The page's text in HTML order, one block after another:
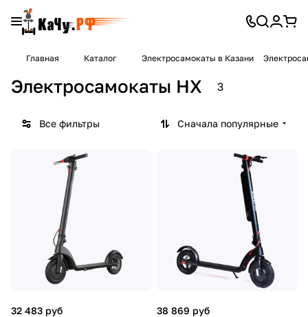
Главная Каталог Электросамокаты в Казани
Электросамокаты HX 3
Все фильтры Сначала популярные
32 483 руб
38 869 руб